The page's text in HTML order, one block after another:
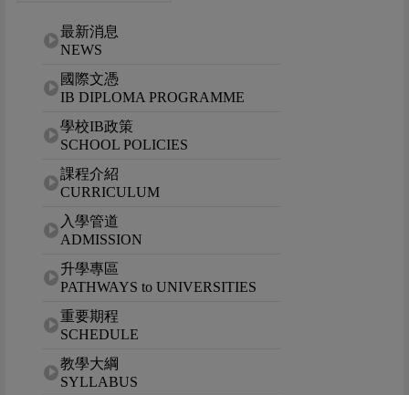
網站選單最新消息
NEWS
國際文憑
IB DIPLOMA PROGRAMME
學校IB政策
SCHOOL POLICIES
課程介紹
CURRICULUM
入學管道
ADMISSION
升學專區
PATHWAYS to UNIVERSITIES
重要期程
SCHEDULE
教學大綱
SYLLABUS